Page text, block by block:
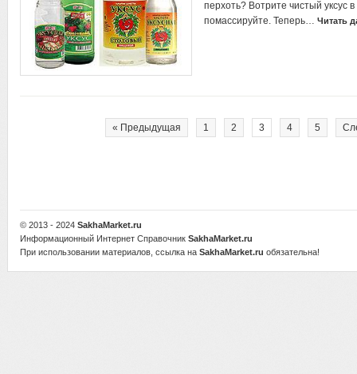
перхоть? Вотрите чистый уксус в
помассируйте. Теперь… Читать
« Предыдущая 1 2 3 4 5
© 2013 - 2024 SakhaMarket.ru
Информационный Интернет Справочник SakhaMarket.ru
При использовании материалов, ссылка на SakhaMarket.ru обязательна!